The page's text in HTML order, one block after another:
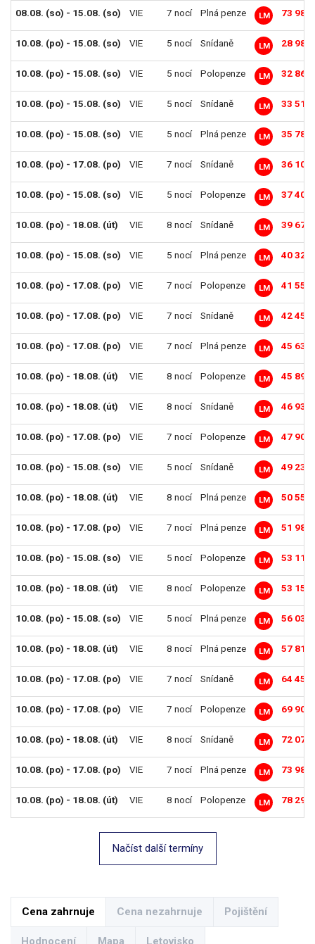
08.08. (so) - 15.08. (so) VIE 7 nocí Plná penze LM 73 984
10.08. (po) - 15.08. (so) VIE 5 nocí Snídaně LM 28 980
10.08. (po) - 15.08. (so) VIE 5 nocí Polopenze LM 32 868
10.08. (po) - 15.08. (so) VIE 5 nocí Snídaně LM 33 516
10.08. (po) - 15.08. (so) VIE 5 nocí Plná penze LM 35 784
10.08. (po) - 17.08. (po) VIE 7 nocí Snídaně LM 36 108
10.08. (po) - 15.08. (so) VIE 5 nocí Polopenze LM 37 404
10.08. (po) - 18.08. (út) VIE 8 nocí Snídaně LM 39 672
10.08. (po) - 15.08. (so) VIE 5 nocí Plná penze LM 40 320
10.08. (po) - 17.08. (po) VIE 7 nocí Polopenze LM 41 552
10.08. (po) - 17.08. (po) VIE 7 nocí Snídaně LM 42 459
10.08. (po) - 17.08. (po) VIE 7 nocí Plná penze LM 45 634
10.08. (po) - 18.08. (út) VIE 8 nocí Polopenze LM 45 893
10.08. (po) - 18.08. (út) VIE 8 nocí Snídaně LM 46 930
10.08. (po) - 17.08. (po) VIE 7 nocí Polopenze LM 47 902
10.08. (po) - 15.08. (so) VIE 5 nocí Snídaně LM 49 230
10.08. (po) - 18.08. (út) VIE 8 nocí Plná penze LM 50 559
10.08. (po) - 17.08. (po) VIE 7 nocí Plná penze LM 51 984
10.08. (po) - 15.08. (so) VIE 5 nocí Polopenze LM 53 118
10.08. (po) - 18.08. (út) VIE 8 nocí Polopenze LM 53 151
10.08. (po) - 15.08. (so) VIE 5 nocí Plná penze LM 56 034
10.08. (po) - 18.08. (út) VIE 8 nocí Plná penze LM 57 816
10.08. (po) - 17.08. (po) VIE 7 nocí Snídaně LM 64 458
10.08. (po) - 17.08. (po) VIE 7 nocí Polopenze LM 69 902
10.08. (po) - 18.08. (út) VIE 8 nocí Snídaně LM 72 072
10.08. (po) - 17.08. (po) VIE 7 nocí Plná penze LM 73 984
10.08. (po) - 18.08. (út) VIE 8 nocí Polopenze LM 78 293
Načíst další termíny
Cena zahrnuje Cena nezahrnuje Pojištění
Hodnocení Mapa Letovisko